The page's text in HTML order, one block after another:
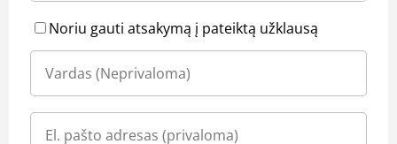
Noriu gauti atsakymą į pateiktą užklausą